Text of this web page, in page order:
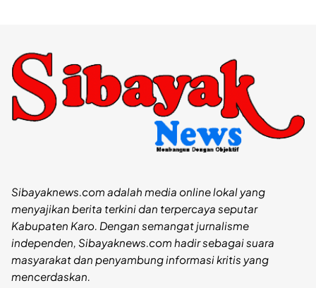
Sibayaknews.com adalah media online lokal yang
menyajikan berita terkini dan terpercaya seputar
Kabupaten Karo. Dengan semangat jurnalisme
independen, Sibayaknews.com hadir sebagai suara
masyarakat dan penyambung informasi kritis yang
mencerdaskan.